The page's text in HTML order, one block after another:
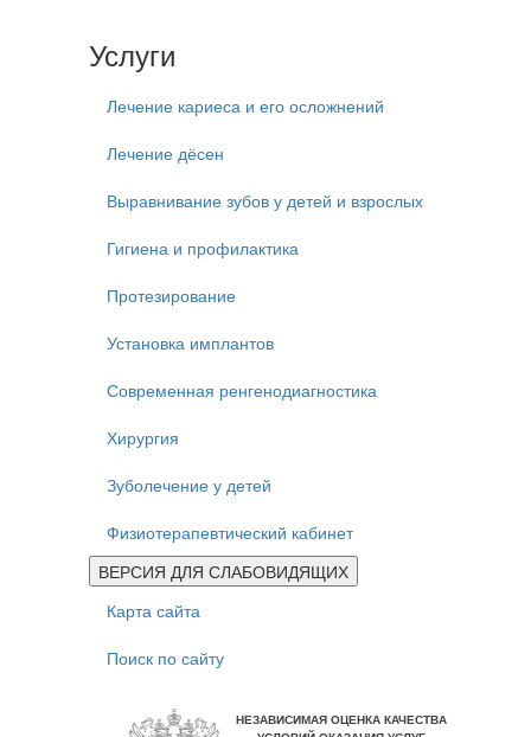
Услуги
Лечение кариеса и его осложнений
Лечение дёсен
Выравнивание зубов у детей и взрослых
Гигиена и профилактика
Протезирование
Установка имплантов
Современная ренгенодиагностика
Хирургия
Зуболечение у детей
Физиотерапевтический кабинет
ВЕРСИЯ ДЛЯ СЛАБОВИДЯЩИХ
Карта сайта
Поиск по сайту